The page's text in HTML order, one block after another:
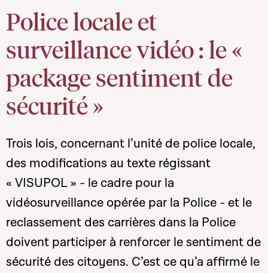
Police locale et
surveillance vidéo : le «
package sentiment de
sécurité »
Trois lois, concernant l’unité de police locale,
des modifications au texte régissant
« VISUPOL » - le cadre pour la
vidéosurveillance opérée par la Police - et le
reclassement des carrières dans la Police
doivent participer à renforcer le sentiment de
sécurité des citoyens. C’est ce qu’a affirmé le